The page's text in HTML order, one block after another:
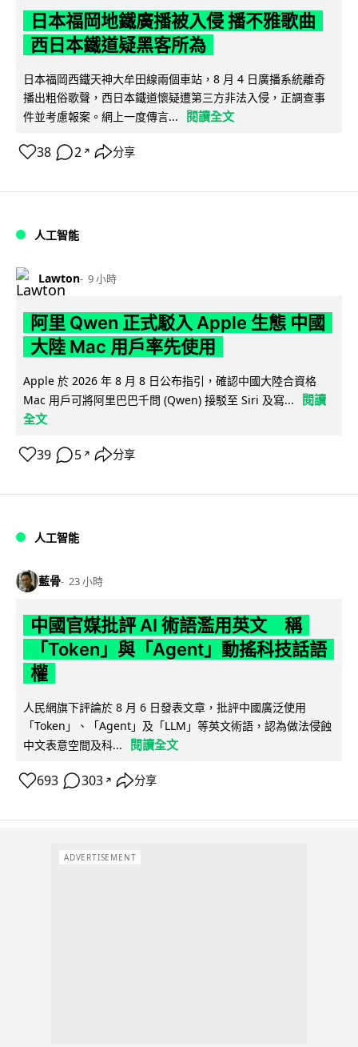
日本福岡地鐵廣播被入侵 播不雅歌曲
西日本鐵道疑黑客所為
日本福岡西鐵天神大牟田線兩個車站，8 月 4 日廣播系統離奇
播出粗俗歌聲，西日本鐵道懷疑遭第三方非法入侵，正調查事
件並考慮報案。網上一度傳言...
閱讀全文
38 2 ↗ 分享
人工智能
Lawton 9 小時
阿里 Qwen 正式駁入 Apple 生態 中國
大陸 Mac 用戶率先使用
Apple 於 2026 年 8 月 8 日公布指引，確認中國大陸合資格
Mac 用戶可將阿里巴巴千問 (Qwen) 接駁至 Siri 及寫...
閱讀
全文
39 5 ↗ 分享
人工智能
藍骨 23 小時
中國官媒批評 AI 術語濫用英文 稱
「Token」與「Agent」動搖科技話語
權
人民網旗下評論於 8 月 6 日發表文章，批評中國廣泛使用
「Token」、「Agent」及「LLM」等英文術語，認為做法侵蝕
中文表意空間及科...
閱讀全文
693 303 ↗ 分享
ADVERTISEMENT